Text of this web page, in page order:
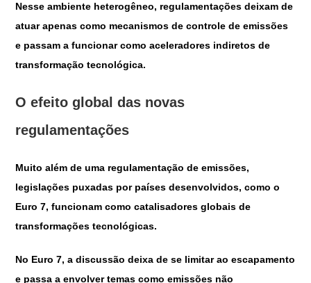
Nesse ambiente heterogêneo, regulamentações deixam de
atuar apenas como mecanismos de controle de emissões
e passam a funcionar como aceleradores indiretos de
transformação tecnológica.
O efeito global das novas
regulamentações
Muito além de uma regulamentação de emissões,
legislações puxadas por países desenvolvidos, como o
Euro 7, funcionam como catalisadores globais de
transformações tecnológicas.
No Euro 7, a discussão deixa de se limitar ao escapamento
e passa a envolver temas como emissões não